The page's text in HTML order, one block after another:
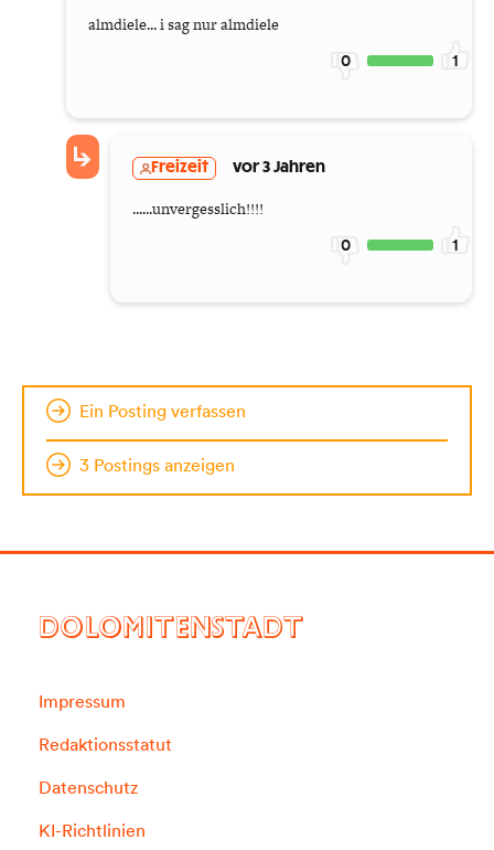
almdiele... i sag nur almdiele
0 1
Freizeit vor 3 Jahren
......unvergesslich!!!!
0 1
Ein Posting verfassen
3 Postings anzeigen
DOLOMITENSTADT
Impressum
Redaktionsstatut
Datenschutz
KI-Richtlinien